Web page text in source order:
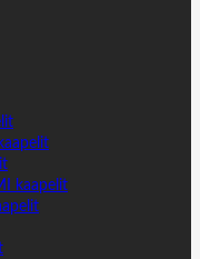
kaapelit